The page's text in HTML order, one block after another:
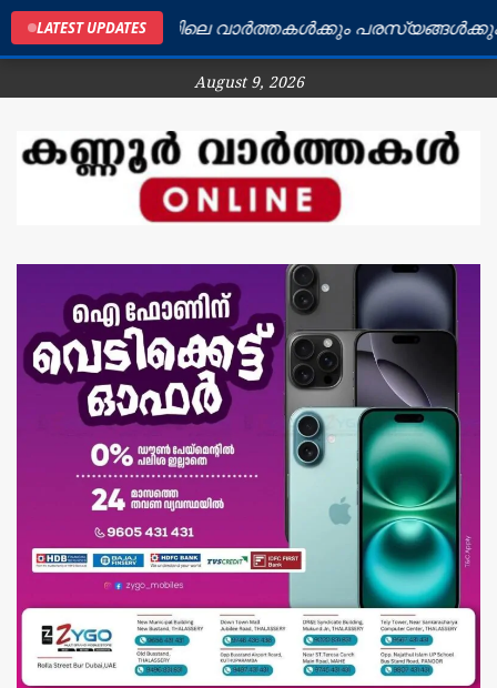
LATEST UPDATES
കണ്ണൂർ ജില്ലയിലെ വാർത്തകൾക്കും പരസ്യങ്ങൾക്കും
August 9, 2026